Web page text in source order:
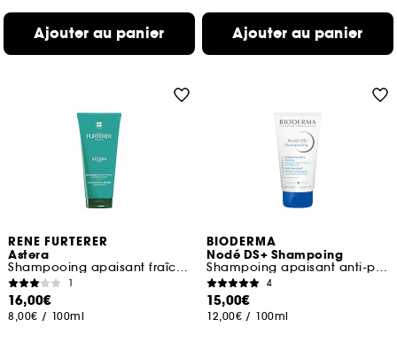
Ajouter au panier Ajouter au panier
RENE FURTERER
Astera
Shampooing apaisant fraîcheur
1
16,00€
8,00€ / 100ml
BIODERMA
Nodé DS+ Shampoing
Shampoing apaisant anti-pelliculaire
4
15,00€
12,00€ / 100ml